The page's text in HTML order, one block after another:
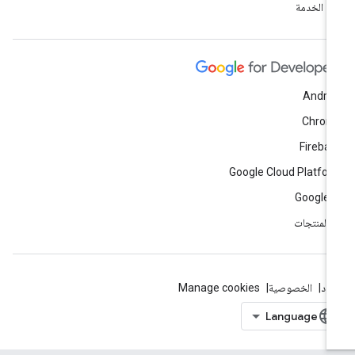
الخدمة
Google Cloud
Google
المنتجات
الخصوصية Manage cookies